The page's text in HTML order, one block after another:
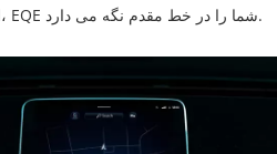
اعتماد به نفس، راحتی، و نحوه اتصال شما به جاده و جهان، EQE شما را در خط مقدم نگه می دارد.